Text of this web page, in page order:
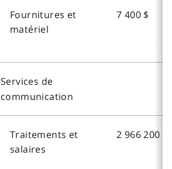
Fournitures et
matériel
7 400 $
Services de
communication
Traitements et
salaires
2 966 200 $